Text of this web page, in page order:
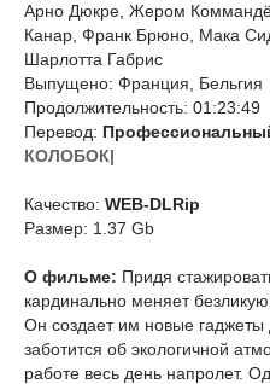
Арно Дюкре, Жером
Канар, Франк Брюно, Мака
Шарлотта Габрис
Выпущено: Франция, Бельгия
Продолжительность: 01:23:49
Перевод:
КОЛОБОК|
Качество: WEB-DLRip
Размер: 1.37 Gb
О фильме: Придя
кардинально меняет безликую
Он создает им новые гаджеты
заботится об экологичной
работе весь день напролет.